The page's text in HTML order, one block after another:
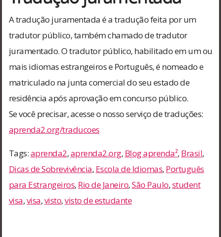
A tradução juramentada é a tradução feita por um
tradutor público, também chamado de tradutor
juramentado. O tradutor público, habilitado em um ou
mais idiomas estrangeiros e Português, é nomeado e
matriculado na junta comercial do seu estado de
residência após aprovação em concurso público.
Se você precisar, acesse o nosso serviço de traduções:
aprenda2.org/traducoes
Tags:aprenda2,aprenda2.org, Blog aprenda², Brasil,
Dicas de Sobrevivência, Escola de Idiomas, Português
para Estrangeiros, Rio de Janeiro,São Paulo,student
visa,visa,visto,visto de estudante